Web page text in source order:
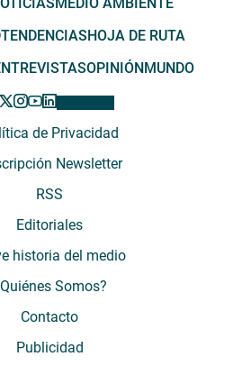
TENDENCIASHOJA DE RUTA
OPINIÓNMUNDO
de Privacidad
Newsletter
RSS
Editoriales
historia del medio
Somos?
Contacto
Publicidad